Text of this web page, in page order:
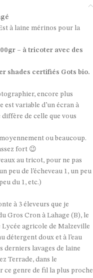
à laine mérinos pour la
– à tricoter avec des
shades certifiés Gots bio.
encore plus
est variable d’un écran à
de celle que vous
ou beaucoup.
fort 😉
au tricot, pour ne pas
peu de l’écheveau 1, un peu
du 1, etc.)
à 3 éleveurs que je
Gros Cron à Lahage (B), le
agricole de Malzeville
détergent doux et à l’eau
derniers lavages de laine
Terrade, dans le
genre de fil la plus proche